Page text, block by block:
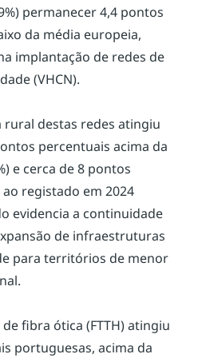
permanecer 4,4 pontos
da média europeia,
implantação de redes de
(VHCN).
rural destas redes atingiu
percentuais acima da
e cerca de 8 pontos
registado em 2024
evidencia a continuidade
de infraestruturas
para territórios de menor
fibra ótica (FTTH) atingiu
portuguesas, acima da